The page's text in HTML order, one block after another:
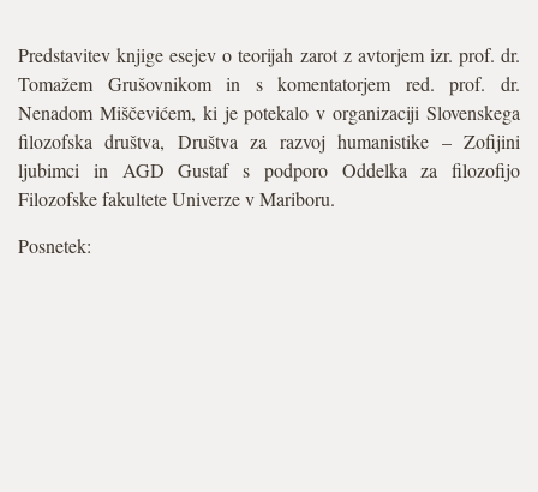
Predstavitev knjige esejev o teorijah zarot z avtorjem izr. prof. dr.
Tomažem Grušovnikom in s komentatorjem red. prof. dr.
Nenadom Miščevićem, ki je potekalo v organizaciji Slovenskega
filozofska društva, Društva za razvoj humanistike – Zofijini
ljubimci in AGD Gustaf s podporo Oddelka za filozofijo
Filozofske fakultete Univerze v Mariboru.
Posnetek: